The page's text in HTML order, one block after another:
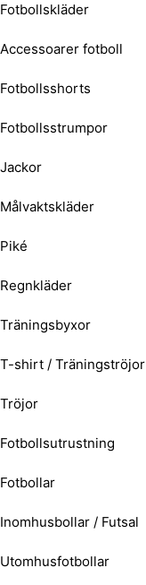
Fotbollskläder
Accessoarer fotboll
Fotbollsshorts
Fotbollsstrumpor
Jackor
Målvaktskläder
Piké
Regnkläder
Träningsbyxor
T-shirt / Träningströjor
Tröjor
Fotbollsutrustning
Fotbollar
Inomhusbollar / Futsal
Utomhusfotbollar